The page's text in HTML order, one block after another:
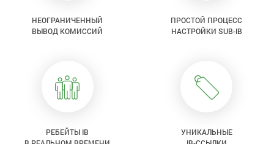
НЕОГРАНИЧЕННЫЙ
ВЫВОД КОМИССИЙ
ПРОСТОЙ ПРОЦЕСС
НАСТРОЙКИ SUB-IB
РЕБЕЙТЫ IB
УНИКАЛЬНЫЕ